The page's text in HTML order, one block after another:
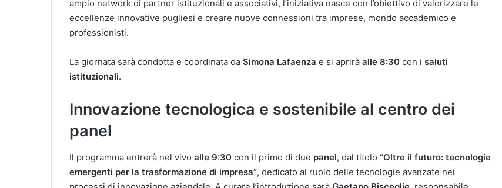
ampio network di partner istituzionali e associativi, l’iniziativa nasce con l’obiettivo di valorizzare le
eccellenze innovative pugliesi e creare nuove connessioni tra imprese, mondo accademico e
professionisti.
La giornata sarà condotta e coordinata da Simona Lafaenza e si aprirà alle 8:30 con i saluti
istituzionali.
Innovazione tecnologica e sostenibile al centro dei
panel
Il programma entrerà nel vivo alle 9:30 con il primo di due panel, dal titolo “Oltre il futuro: tecnologie
emergenti per la trasformazione di impresa”, dedicato al ruolo delle tecnologie avanzate nei